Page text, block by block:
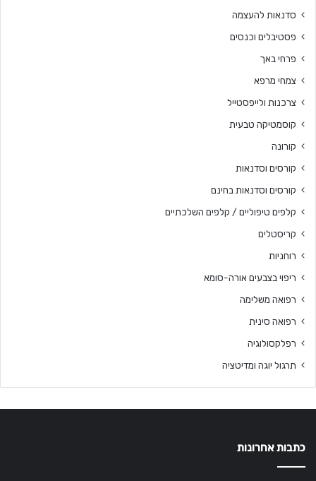
סדנאות להעצמה
פסטיבלים וכנסים
פרחי באך
צמחי מרפא
צרכנות ולייפסטייל
קוסמטיקה טבעית
קורונה
קורסים וסדנאות
קורסים וסדנאות בחינם
קלפים טיפוליים / קלפים השלכתיים
קריסטלים
רוחניות
ריפוי בצבעים אורה-סומא
רפואה משלימה
רפואה סינית
רפלקסולוגיה
תרגול יוגה ומדיטציה
כתבות אחרונות